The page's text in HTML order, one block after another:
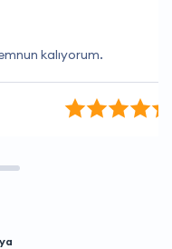
kalıyorum.